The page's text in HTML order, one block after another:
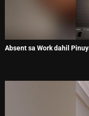
Absent sa Work dahil